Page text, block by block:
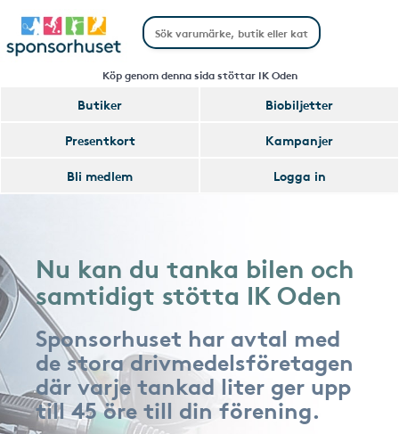
Köp genom denna sida stöttar IK Oden
Butiker
Biobiljetter
Presentkort
Kampanjer
Bli medlem
Logga in
Nu kan du tanka bilen och
samtidigt stötta IK Oden
Sponsorhuset har avtal med
de stora drivmedelsföretagen
där varje tankad liter ger upp
till 45 öre till din förening.